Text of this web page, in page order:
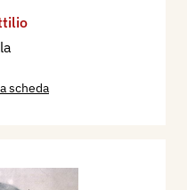
scheda